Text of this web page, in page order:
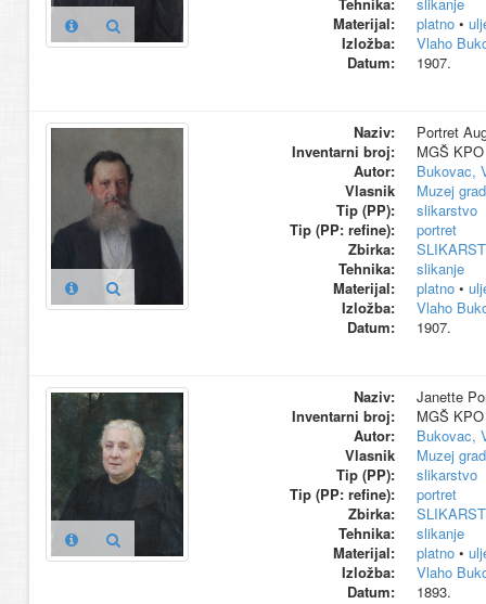
Materijal:
platno•
Izložba:
Vlaho
Datum:
1907.
Naziv:
Portret
Inventarni broj:
MGŠ
Autor:
Bukovac,
Vlasnik
Muzej
Tip (PP):
slikarstvo
Tip (PP: refine):
portret
Zbirka:
Tehnika:
slikanje
Materijal:
platno•
Izložba:
Vlaho
Datum:
1907.
Naziv:
Janette
Inventarni broj:
MGŠ
Autor:
Bukovac,
Vlasnik
Muzej
Tip (PP):
slikarstvo
Tip (PP: refine):
portret
Zbirka:
Tehnika:
slikanje
Materijal:
platno•
Izložba:
Vlaho
Datum:
1893.